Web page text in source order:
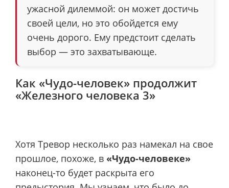
ужасной дилеммой: он может достичь
своей цели, но это обойдется ему
очень дорого. Ему предстоит сделать
выбор — это захватывающе.
Как «Чудо-человек» продолжит
«Железного человека 3»
Хотя Тревор несколько раз намекал на свое
прошлое, похоже, в «Чудо-человеке»
наконец-то будет раскрыта его